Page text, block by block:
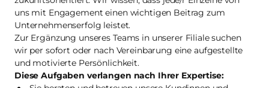
uns mit Engagement einen wichtigen Beitrag zum
Unternehmenserfolg leistet.
Zur Ergänzung unseres Teams in unserer Filiale suchen
wir per sofort oder nach Vereinbarung eine aufgestellte
und motivierte Persönlichkeit.
Diese Aufgaben verlangen nach Ihrer Expertise: